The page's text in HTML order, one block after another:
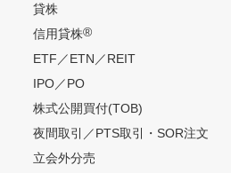
貸株
信用貸株®
ETF／ETN／REIT
IPO／PO
株式公開買付(TOB)
夜間取引／PTS取引・SOR注文
立会外分売